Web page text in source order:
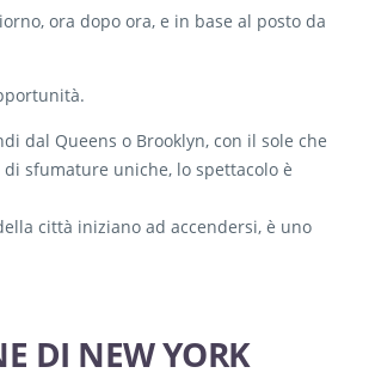
ora dopo ora, e in base al posto da
dal Queens o Brooklyn, con il sole che
sfumature uniche, lo spettacolo è
città iniziano ad accendersi, è uno
DI NEW YORK